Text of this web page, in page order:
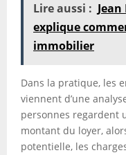
Lire aussi :
explique
immobilier
Dans la pratique, les
viennent d’une
personnes regardent
montant du loyer,
potentielle, les